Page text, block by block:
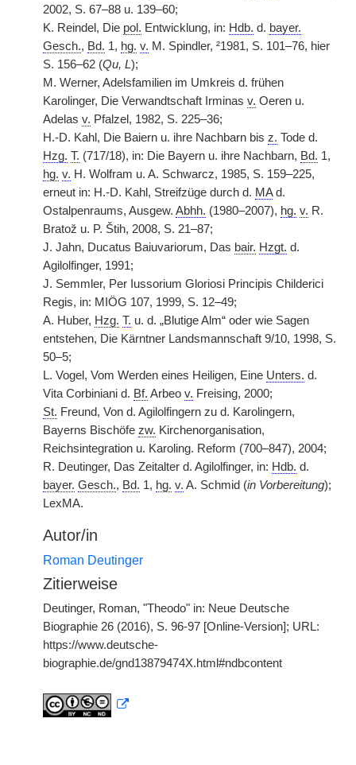
2002, S. 67–88 u. 139–60;
K. Reindel, Die pol. Entwicklung, in: Hdb. d. bayer.
Gesch., Bd. 1, hg. v. M. Spindler, ²1981, S. 101–76, hier
S. 156–62 (Qu, L);
M. Werner, Adelsfamilien im Umkreis d. frühen
Karolinger, Die Verwandtschaft Irminas v. Oeren u.
Adelas v. Pfalzel, 1982, S. 225–36;
H.-D. Kahl, Die Baiern u. ihre Nachbarn bis z. Tode d.
Hzg. T. (717/18), in: Die Bayern u. ihre Nachbarn, Bd. 1,
hg. v. H. Wolfram u. A. Schwarcz, 1985, S. 159–225,
erneut in: H.-D. Kahl, Streifzüge durch d. MAd.
Ostalpenraums, Ausgew. Abhh. (1980–2007), hg. v. R.
Bratož u. P. Štih, 2008, S. 21–87;
J. Jahn, Ducatus Baiuvariorum, Das bair. Hzgt. d.
Agilolfinger, 1991;
J. Semmler, Per Iussorium Gloriosi Principis Childerici
Regis, in: MIÖG 107, 1999, S. 12–49;
A. Huber, Hzg. T. u. d. „Blutige Alm“ oder wie Sagen
entstehen, Die Kärntner Landsmannschaft 9/10, 1998, S.
50–5;
L. Vogel, Vom Werden eines Heiligen, Eine Unters. d.
Vita Corbiniani d. Bf. Arbeo v. Freising, 2000;
St. Freund, Von d. Agilolfingern zu d. Karolingern,
Bayerns Bischöfe zw. Kirchenorganisation,
Reichsintegration u. Karoling. Reform (700–847), 2004;
R. Deutinger, Das Zeitalter d. Agilolfinger, in: Hdb. d.
bayer. Gesch., Bd. 1, hg. v. A. Schmid (in Vorbereitung);
LexMA.
Autor/in
Roman Deutinger
Zitierweise
Deutinger, Roman, "Theodo" in: Neue Deutsche
Biographie 26 (2016), S. 96-97 [Online-Version]; URL:
https://www.deutsche-
biographie.de/gnd13879474X.html#ndbcontent